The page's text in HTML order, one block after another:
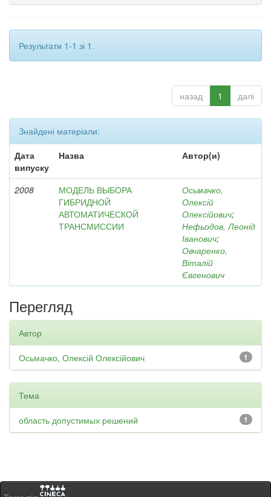
Результати 1-1 зі 1.
назад 1 далі
Знайдені матеріали:
Дата
випуску
Назва Автор(и)
2008
МОДЕЛЬ ВЫБОРА
ГИБРИДНОЙ
АВТОМАТИЧЕСКОЙ
ТРАНСМИССИИ
Осьмачко,
Олексій
Олексійович;
Нефьодов, Леонід
Іванович;
Овчаренко,
Віталій
Євгенович
Перегляд
Автор
1
Осьмачко, Олексій Олексійович
Тема
1
область допустимых решений